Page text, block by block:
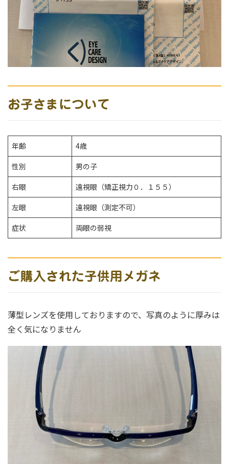
お子さまについて
年齢
4歳
性別
男の子
右眼
遠視眼（矯正視力０．１５５）
左眼
遠視眼（測定不可）
症状
両眼の弱視
ご購入された子供用メガネ
薄型レンズを使用しておりますので、写真のように厚みは
全く気になりません